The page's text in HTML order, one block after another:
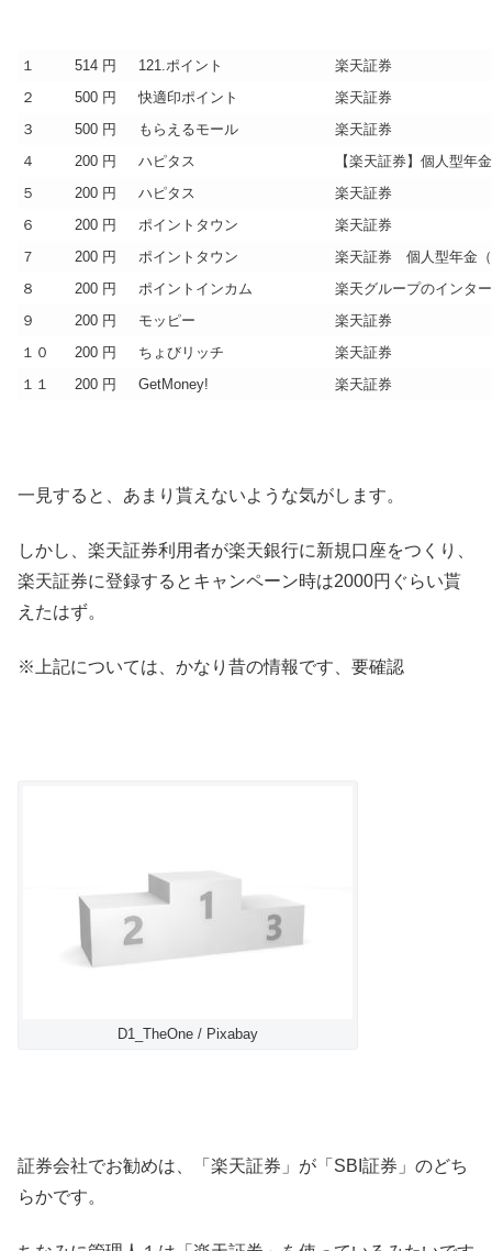
１ 514 円 121.ポイント
楽天証券
２
500 円 快適印ポイント
楽天証券
３
500 円 もらえるモール
楽天証券
４
200 円 ハピタス
【楽天証券】個人型年
５
200 円 ハピタス
楽天証券
６
200 円 ポイントタウン
楽天証券
７
200 円 ポイントタウン
楽天証券 個人型年金
８
200 円 ポイントインカム
楽天グループのインタ
９
200 円 モッピー
楽天証券
１０
200 円 ちょびリッチ
楽天証券
１１
200 円 GetMoney! 楽天証券
一見すると、あまり貰えないような気がします。
しかし、楽天証券利用者が楽天銀行に新規口座をつくり、
楽天証券に登録するとキャンペーン時は2000円ぐらい貰
えたはず。
※上記については、かなり昔の情報です、要確認
D1_TheOne / Pixabay
証券会社でお勧めは、「楽天証券」が「SBI証券」のどち
らかです。